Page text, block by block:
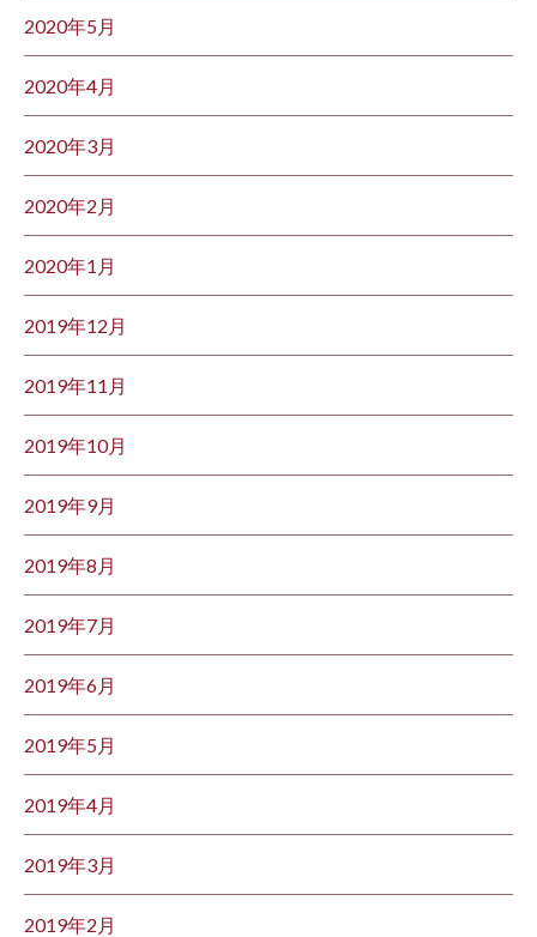
2020年5月
2020年4月
2020年3月
2020年2月
2020年1月
2019年12月
2019年11月
2019年10月
2019年9月
2019年8月
2019年7月
2019年6月
2019年5月
2019年4月
2019年3月
2019年2月